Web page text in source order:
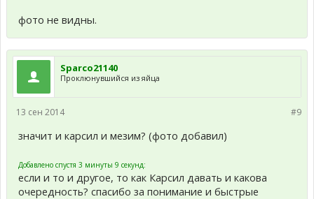
фото не видны.
Sparco21140
Проклюнувшийся из яйца
#9
13 сен 2014
значит и карсил и мезим? (фото добавил)
Добавлено спустя 3 минуты 9 секунд:
если и то и другое, то как Карсил давать и какова
очередность? спасибо за понимание и быстрые